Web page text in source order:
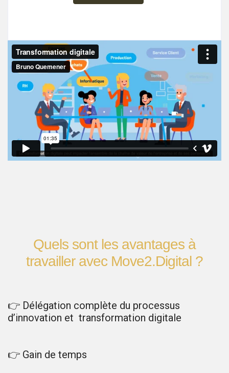
Quels sont les avantages à
travailler avec Move2.Digital ?
👉 Délégation complète du processus
d’innovation et transformation digitale
👉 Gain de temps